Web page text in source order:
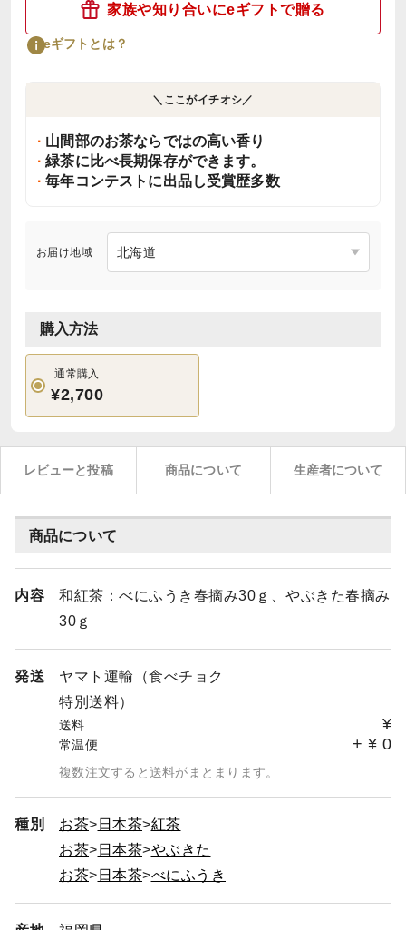
家族や知り合いにeギフトで贈る
eギフトとは？
＼ここがイチオシ／
山間部のお茶ならではの高い香り
緑茶に比べ長期保存ができます。
毎年コンテストに出品し受賞歴多数
お届け地域
購入方法
通常購入
¥2,700
レビューと投稿 商品について 生産者について
商品について
内容
和紅茶：べにふうき春摘み30ｇ、やぶきた春摘み
30ｇ
発送
ヤマト運輸（食べチョク
特別送料）
送料 ¥
常温便 + ¥ 0
複数注文すると送料がまとまります。
種別 お茶 日本茶 紅茶
お茶
日本茶 やぶきた
お茶
日本茶 べにふうき